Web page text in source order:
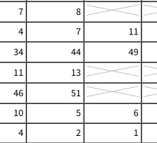
7
8
4 7
11
34 44
49
11
13
46
51
10 5
6
4 2
1